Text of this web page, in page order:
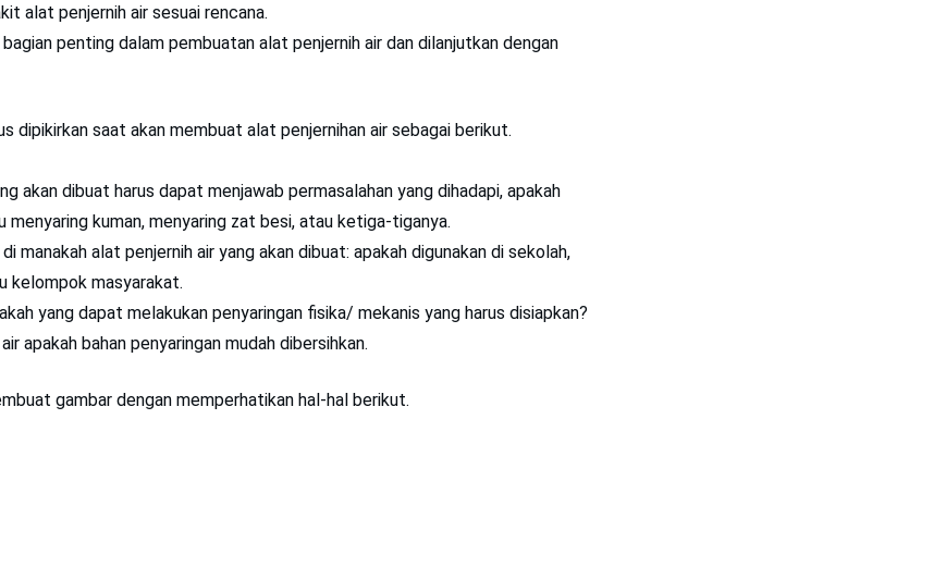
alat penjernih air sesuai rencana.
penting dalam pembuatan alat penjernih air dan dilanjutkan dengan
dipikirkan saat akan membuat alat penjernihan air sebagai berikut.
akan dibuat harus dapat menjawab permasalahan yang dihadapi, apakah
menyaring kuman, menyaring zat besi, atau ketiga-tiganya.
manakah alat penjernih air yang akan dibuat: apakah digunakan di sekolah,
kelompok masyarakat.
yang dapat melakukan penyaringan fisika/ mekanis yang harus disiapkan?
apakah bahan penyaringan mudah dibersihkan.
gambar dengan memperhatikan hal-hal berikut.